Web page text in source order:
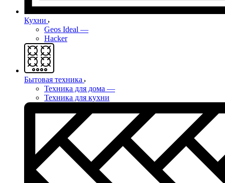
Кухни
Geos Ideal —
Hacker
Бытовая техника
Техника для дома —
Техника для кухни